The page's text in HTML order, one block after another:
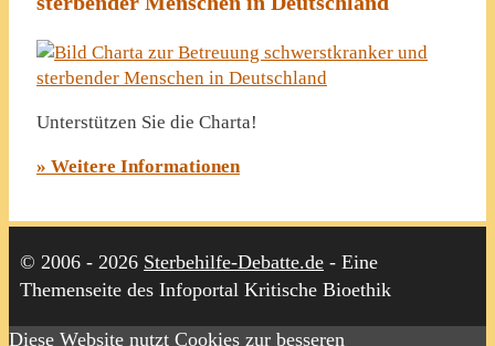
Unterstützen Sie die Charta!
» Weitere Informationen
© 2006 - 2026 Sterbehilfe-Debatte.de - Eine
Themenseite des Infoportal Kritische Bioethik
Diese Website nutzt Cookies zur besseren